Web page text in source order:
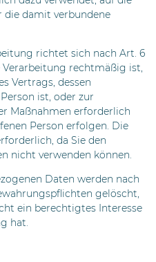
damit verbundene
richtet sich nach Art. 6
Verarbeitung rechtmäßig ist,
Vertrags, dessen
ist, oder zur
Maßnahmen erforderlich
Person erfolgen. Die
da Sie den
nicht verwenden können.
Daten werden nach
gelöscht,
ein berechtigtes Interesse
hat.